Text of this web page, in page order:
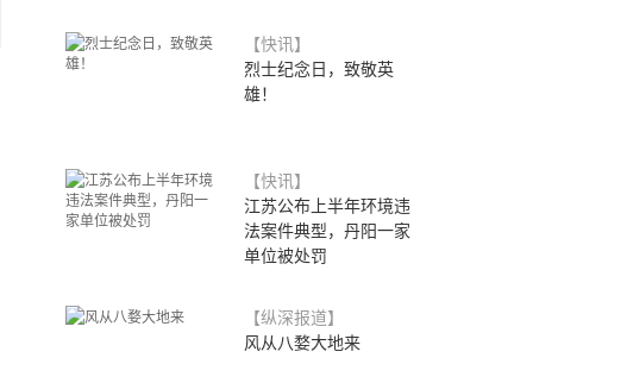
【快讯】
烈士纪念日，致敬英
雄！
【快讯】
江苏公布上半年环境违
法案件典型，丹阳一家
单位被处罚
【纵深报道】
风从八婺大地来